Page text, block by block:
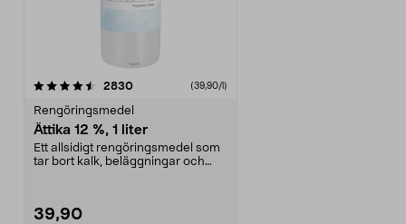
2830recensioner(39,90/l)
Rengöringsmedel
Ättika 12 %, 1 liter
Ett allsidigt rengöringsmedel som
tar bort kalk, beläggningar och
39,90